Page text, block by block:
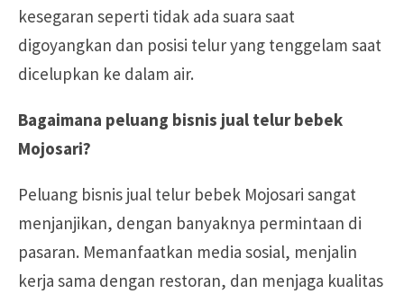
kesegaran seperti tidak ada suara saat
digoyangkan dan posisi telur yang tenggelam saat
dicelupkan ke dalam air.
Bagaimana peluang bisnis jual telur bebek
Mojosari?
Peluang bisnis jual telur bebek Mojosari sangat
menjanjikan, dengan banyaknya permintaan di
pasaran. Memanfaatkan media sosial, menjalin
kerja sama dengan restoran, dan menjaga kualitas